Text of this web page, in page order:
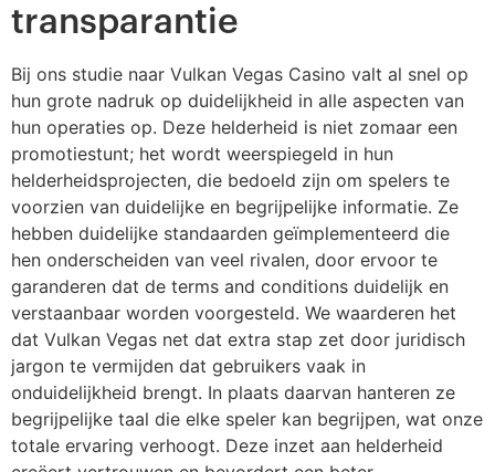
transparantie
Bij ons studie naar Vulkan Vegas Casino valt al snel op
hun grote nadruk op duidelijkheid in alle aspecten van
hun operaties op. Deze helderheid is niet zomaar een
promotiestunt; het wordt weerspiegeld in hun
helderheidsprojecten, die bedoeld zijn om spelers te
voorzien van duidelijke en begrijpelijke informatie. Ze
hebben duidelijke standaarden geïmplementeerd die
hen onderscheiden van veel rivalen, door ervoor te
garanderen dat de terms and conditions duidelijk en
verstaanbaar worden voorgesteld. We waarderen het
dat Vulkan Vegas net dat extra stap zet door juridisch
jargon te vermijden dat gebruikers vaak in
onduidelijkheid brengt. In plaats daarvan hanteren ze
begrijpelijke taal die elke speler kan begrijpen, wat onze
totale ervaring verhoogt. Deze inzet aan helderheid